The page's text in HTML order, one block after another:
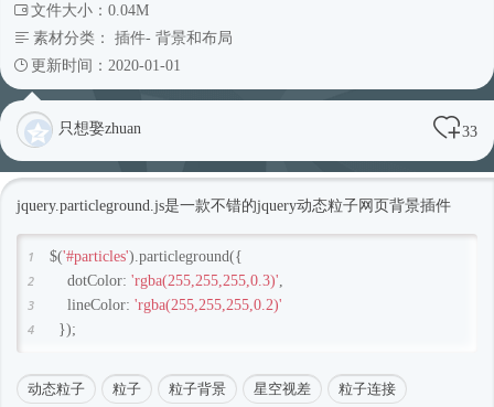
文件大小：0.04M
素材分类： 插件- 背景和布局
更新时间：2020-01-01
只想娶zhuan 33
jquery.particleground.js是一款不错的jquery动态粒子网页背景插件
1
2
3
4
$('#particles').particleground({
dotColor: 'rgba(255,255,255,0.3)'
lineColor: 'rgba(255,255,255,0.2)'
});
动态粒子 粒子 粒子背景 星空视差 粒子连接